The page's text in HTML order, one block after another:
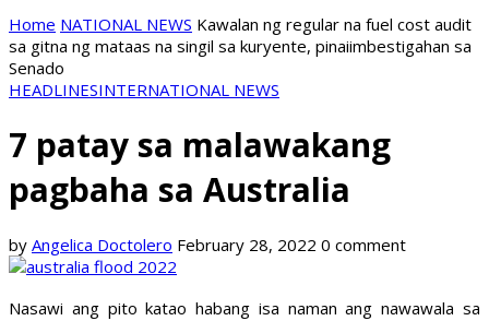
Home NATIONAL NEWS Kawalan ng regular na fuel cost audit
sa gitna ng mataas na singil sa kuryente, pinaiimbestigahan sa
Senado
HEADLINESINTERNATIONAL NEWS
7 patay sa malawakang
pagbaha sa Australia
by Angelica Doctolero February 28, 2022 0 comment
Nasawi ang pito katao habang isa naman ang nawawala sa